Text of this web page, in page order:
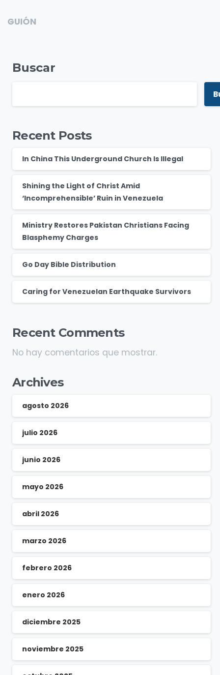
GUIÓN
Buscar
Recent Posts
In China This Underground Church Is Illegal
Shining the Light of Christ Amid
‘Incomprehensible’ Ruin in Venezuela
Ministry Restores Pakistan Christians Facing
Blasphemy Charges
Go Day Bible Distribution
Caring for Venezuelan Earthquake Survivors
Recent Comments
No hay comentarios que mostrar.
Archives
agosto 2026
julio 2026
junio 2026
mayo 2026
abril 2026
marzo 2026
febrero 2026
enero 2026
diciembre 2025
noviembre 2025